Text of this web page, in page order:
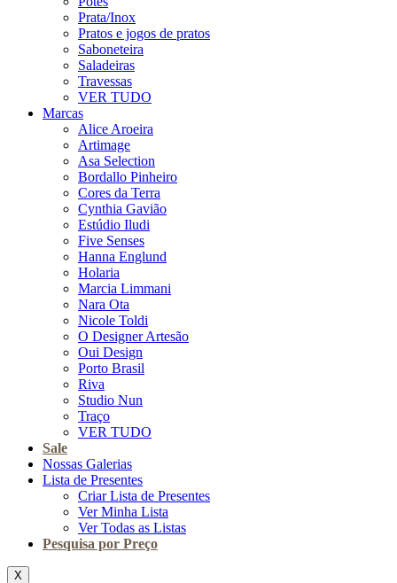
Prata/Inox
Pratos e jogos de pratos
Saboneteira
Saladeiras
Travessas
VER TUDO
Marcas
Alice Aroeira
Artimage
Asa Selection
Bordallo Pinheiro
Cores da Terra
Cynthia Gavião
Estúdio Iludi
Five Senses
Hanna Englund
Holaria
Marcia Limmani
Nara Ota
Nicole Toldi
O Designer Artesão
Oui Design
Porto Brasil
Riva
Studio Nun
Traço
VER TUDO
Sale
Nossas Galerias
Lista de Presentes
Criar Lista de Presentes
Ver Minha Lista
Ver Todas as Listas
Pesquisa por Preço
X